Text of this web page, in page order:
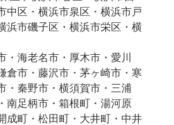
中区・横浜市泉区・横浜市戸
浜市磯子区・横浜市栄区・横
・海老名市・厚木市・愛川
倉市・藤沢市・茅ヶ崎市・寒
・秦野市・横須賀市・三浦
南足柄市・箱根町・湯河原
成町・松田町・大井町・中井